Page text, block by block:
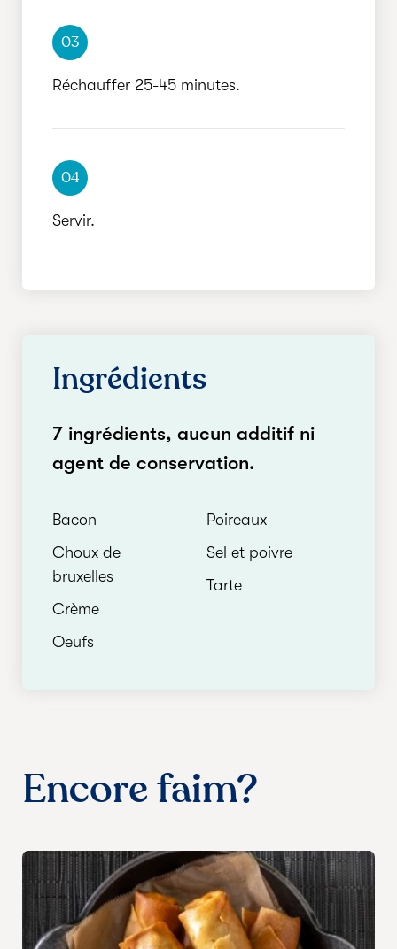
03
Réchauffer 25-45 minutes.
04
Servir.
Ingrédients
7 ingrédients, aucun additif ni
agent de conservation.
Bacon
Choux de
bruxelles
Crème
Oeufs
Poireaux
Sel et poivre
Tarte
Encore faim?